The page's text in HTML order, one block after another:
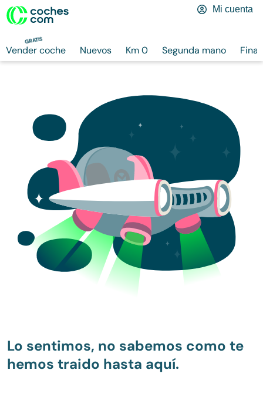
GRATIS
Vender coche Nuevos Km 0 Segunda mano
Mi cuenta
Lo sentimos, no sabemos como te
hemos traido hasta aquí.